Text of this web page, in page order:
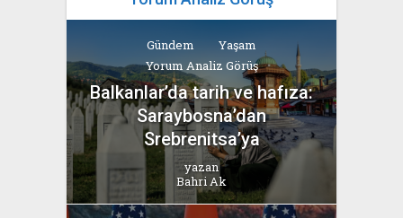
Gündem
Yaşam
Yorum Analiz Görüş
Balkanlar’da tarih ve hafıza:
Saraybosna’dan
Srebrenitsa’ya
yazan
Bahri Ak